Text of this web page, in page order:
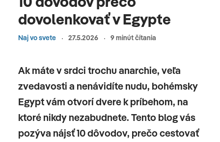
dovolenkovať v Egypte
Naj vo svete 27.5.2026 9 minút čítania
Ak máte v srdci trochu anarchie, veľa
zvedavosti a nenávidíte nudu, bohémsky
Egypt vám otvorí dvere k príbehom, na
ktoré nikdy nezabudnete. Tento blog vás
pozýva nájsť 10 dôvodov, prečo cestovať